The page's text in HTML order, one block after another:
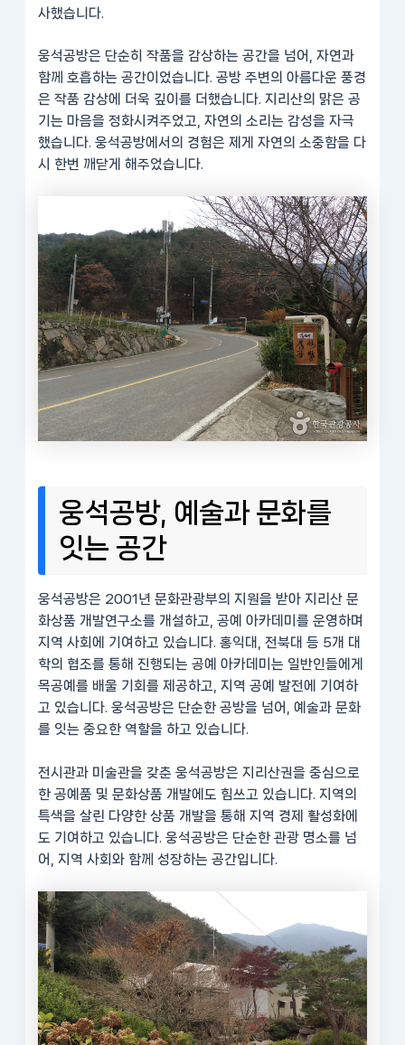
사했습니다.
웅석공방은 단순히 작품을 감상하는 공간을 넘어, 자연과
함께 호흡하는 공간이었습니다. 공방 주변의 아름다운 풍경
은 작품 감상에 더욱 깊이를 더했습니다. 지리산의 맑은 공
기는 마음을 정화시켜주었고, 자연의 소리는 감성을 자극
했습니다. 웅석공방에서의 경험은 제게 자연의 소중함을 다
시 한번 깨닫게 해주었습니다.
웅석공방, 예술과 문화를
잇는 공간
웅석공방은 2001년 문화관광부의 지원을 받아 지리산 문
화상품 개발연구소를 개설하고, 공예 아카데미를 운영하며
지역 사회에 기여하고 있습니다. 홍익대, 전북대 등 5개 대
학의 협조를 통해 진행되는 공예 아카데미는 일반인들에게
목공예를 배울 기회를 제공하고, 지역 공예 발전에 기여하
고 있습니다. 웅석공방은 단순한 공방을 넘어, 예술과 문화
를 잇는 중요한 역할을 하고 있습니다.
전시관과 미술관을 갖춘 웅석공방은 지리산권을 중심으로
한 공예품 및 문화상품 개발에도 힘쓰고 있습니다. 지역의
특색을 살린 다양한 상품 개발을 통해 지역 경제 활성화에
도 기여하고 있습니다. 웅석공방은 단순한 관광 명소를 넘
어, 지역 사회와 함께 성장하는 공간입니다.